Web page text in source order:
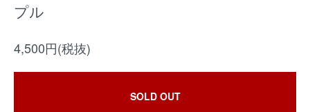
プル
4,500円(税抜)
SOLD OUT